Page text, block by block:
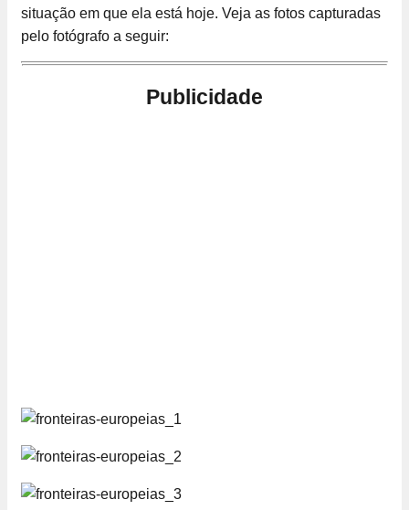
situação em que ela está hoje. Veja as fotos capturadas
pelo fotógrafo a seguir:
Publicidade